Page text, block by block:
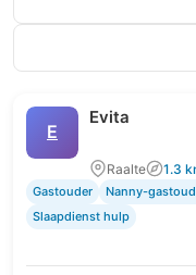
E
Evita
Raalte 1.3
Gastouder Nanny-
Slaapdienst hulp